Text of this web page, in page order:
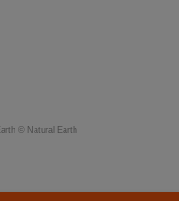
© Natural Earth